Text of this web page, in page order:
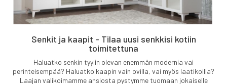
Senkit ja kaapit - Tilaa uusi senkkisi kotiin
toimitettuna
Haluatko senkin tyylin olevan enemmän modernia vai
perinteisempää? Haluatko kaapin vain ovilla, vai myös laatikoilla?
Laajan valikoimamme ansiosta pystymme tuomaan jokaiselle